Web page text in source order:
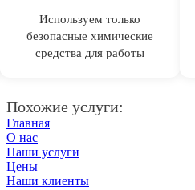
Используем только
безопасные химические
средства для работы
Похожие услуги:
Главная
О нас
Наши услуги
Цены
Наши клиенты